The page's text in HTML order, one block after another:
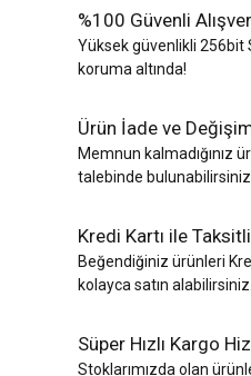
%100 Güvenli
Yüksek güvenlikli 256bit
koruma altında!
Ürün İade ve
Memnun kalmadığınız
talebinde bulunabilirsiniz.
Kredi Kartı ile
Beğendiğiniz ürünleri
kolayca satın alabilirsiniz.
Süper Hızlı Kargo
Stoklarımızda olan